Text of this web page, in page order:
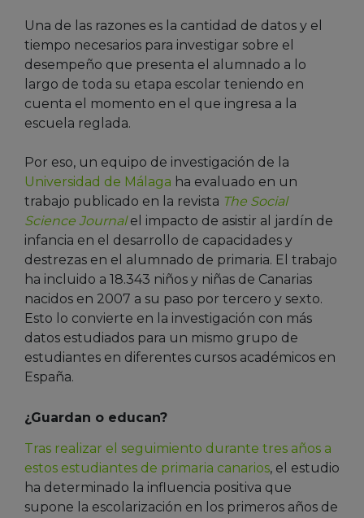
Una de las razones es la cantidad de datos y el
tiempo necesarios para investigar sobre el
desempeño que presenta el alumnado a lo
largo de toda su etapa escolar teniendo en
cuenta el momento en el que ingresa a la
escuela reglada.
Por eso, un equipo de investigación de la
Universidad de Málaga ha evaluado en un
trabajo publicado en la revista The Social
Science Journalel impacto de asistir al jardín de
infancia en el desarrollo de capacidades y
destrezas en el alumnado de primaria. El trabajo
ha incluido a 18.343 niños y niñas de Canarias
nacidos en 2007 a su paso por tercero y sexto.
Esto lo convierte en la investigación con más
datos estudiados para un mismo grupo de
estudiantes en diferentes cursos académicos en
España.
¿Guardan o educan?
Tras realizar el seguimiento durante tres años a
estos estudiantes de primaria canarios, el estudio
ha determinado la influencia positiva que
supone la escolarización en los primeros años de